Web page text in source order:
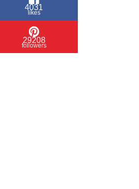
4031
likes
29208
followers